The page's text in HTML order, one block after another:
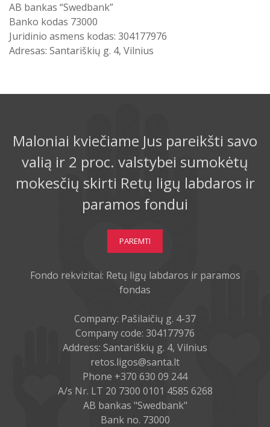
AB bankas “Swedbank”
Banko kodas 73000
Juridinio asmens kodas: 304177976
Adresas: Santariškių g. 4, Vilnius
Maloniai kviečiame Jus pareikšti savo
valią ir 2 proc. valstybei sumokėtų
mokesčių skirti Retų ligų labdaros ir
paramos fondui
PAREMTI
Fondo rekvizitai: Retų ligų labdaros ir paramos
fondas
Company: Pašilaičių g. 4-37
Company code: 304177976
Address: Santariškių g. 4, Vilnius
retos.ligos@santa.lt
Phone +370 630 09 244
A/s Nr. LT 20 7300 0101 4585 6268
AB bankas "Swedbank"
Bank no. 73000